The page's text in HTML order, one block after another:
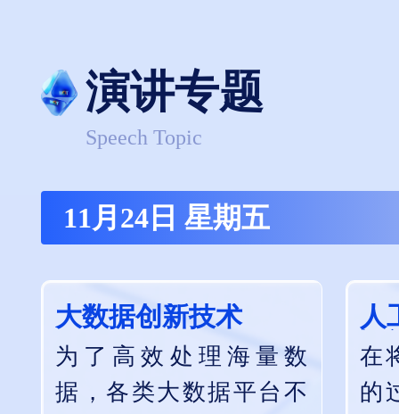
演讲专题
Speech Topic
11月24日 星期五
大数据创新技术
为了高效处理海量数
据，各类大数据平台不
人
设
在
的